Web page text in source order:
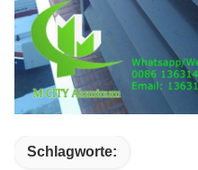
Schlagworte: